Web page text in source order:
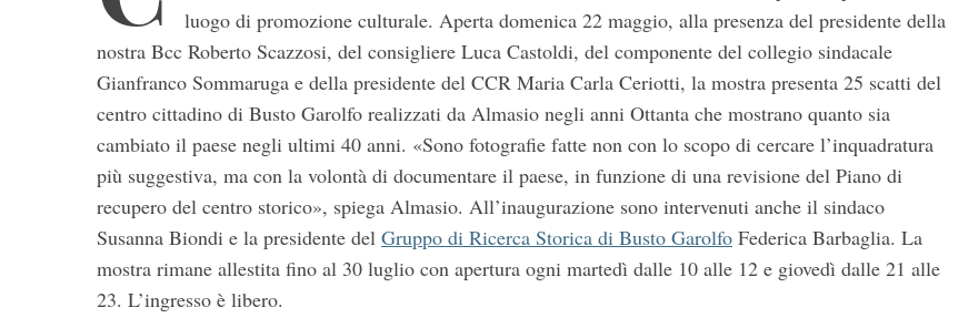
luogo di promozione culturale. Aperta domenica 22 maggio, alla presenza del presidente della
nostra Bcc Roberto Scazzosi, del consigliere Luca Castoldi, del componente del collegio sindacale
Gianfranco Sommaruga e della presidente del CCR Maria Carla Ceriotti, la mostra presenta 25 scatti del
centro cittadino di Busto Garolfo realizzati da Almasio negli anni Ottanta che mostrano quanto sia
cambiato il paese negli ultimi 40 anni. «Sono fotografie fatte non con lo scopo di cercare l’inquadratura
più suggestiva, ma con la volontà di documentare il paese, in funzione di una revisione del Piano di
recupero del centro storico», spiega Almasio. All’inaugurazione sono intervenuti anche il sindaco
Susanna Biondi e la presidente del Gruppo di Ricerca Storica di Busto Garolfo Federica Barbaglia. La
mostra rimane allestita fino al 30 luglio con apertura ogni martedì dalle 10 alle 12 e giovedì dalle 21 alle
23. L’ingresso è libero.
S
r
c
h
f